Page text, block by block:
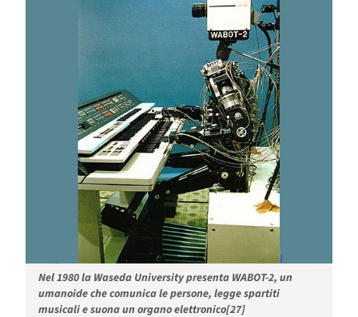
Nel 1980 la Waseda University presenta WABOT-2, un
umanoide che comunica le persone, legge spartiti
musicali e suona un organo elettronico[27]